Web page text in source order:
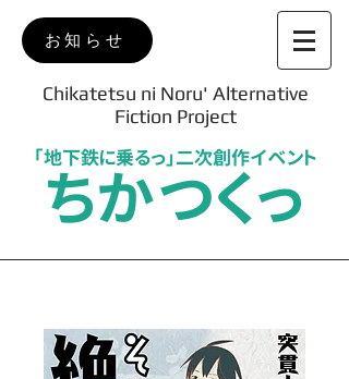
お知らせ
Chikatetsu ni Noru' Alternative
Fiction Project
ちかつくっ
「地下鉄に乗るっ」二次創作イベント